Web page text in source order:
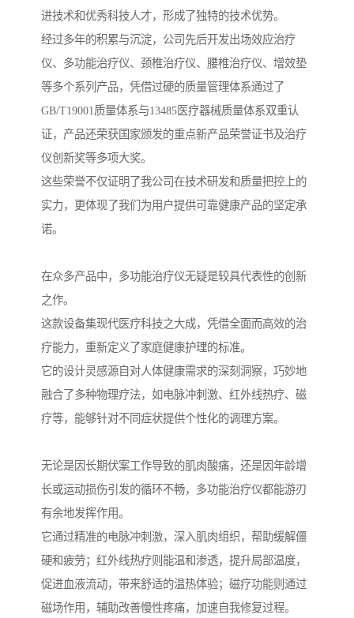
进技术和优秀科技人才，形成了独特的技术优势。
经过多年的积累与沉淀，公司先后开发出场效应治疗
仪、多功能治疗仪、颈椎治疗仪、腰椎治疗仪、增效垫
等多个系列产品，凭借过硬的质量管理体系通过了
GB/T19001质量体系与13485医疗器械质量体系双重认
证，产品还荣获国家颁发的重点新产品荣誉证书及治疗
仪创新奖等多项大奖。
这些荣誉不仅证明了我公司在技术研发和质量把控上的
实力，更体现了我们为用户提供可靠健康产品的坚定承
诺。
在众多产品中，多功能治疗仪无疑是较具代表性的创新
之作。
这款设备集现代医疗科技之大成，凭借全面而高效的治
疗能力，重新定义了家庭健康护理的标准。
它的设计灵感源自对人体健康需求的深刻洞察，巧妙地
融合了多种物理疗法，如电脉冲刺激、红外线热疗、磁
疗等，能够针对不同症状提供个性化的调理方案。
无论是因长期伏案工作导致的肌肉酸痛，还是因年龄增
长或运动损伤引发的循环不畅，多功能治疗仪都能游刃
有余地发挥作用。
它通过精准的电脉冲刺激，深入肌肉组织，帮助缓解僵
硬和疲劳；红外线热疗则能温和渗透，提升局部温度，
促进血液流动，带来舒适的温热体验；磁疗功能则通过
磁场作用，辅助改善慢性疼痛，加速自我修复过程。